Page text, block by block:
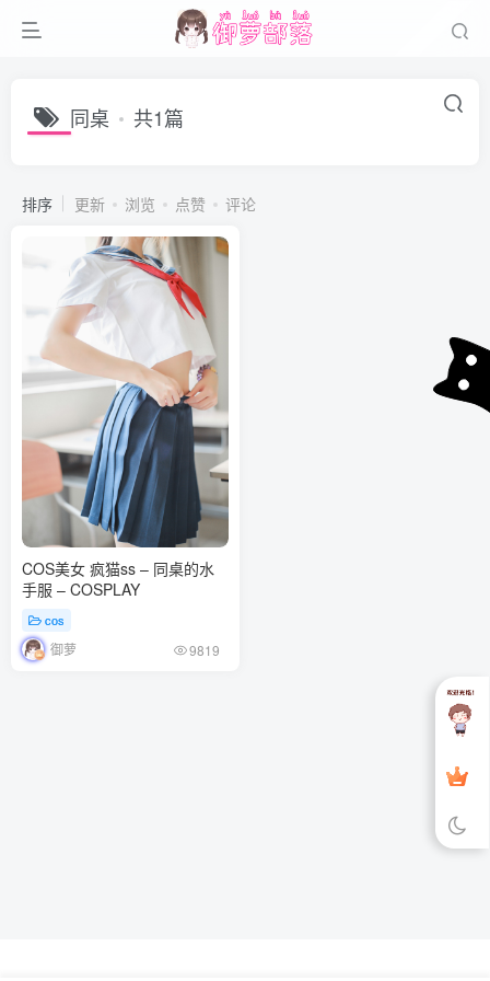
同桌 共1篇
排序 更新 浏览 点赞 评论
COS美女 疯猫ss – 同桌的水
手服 – COSPLAY
cos
御萝 9819